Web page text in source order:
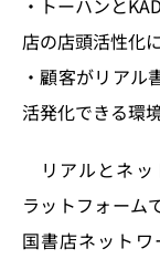
店の店頭活性化
・顧客がリアル
活発化できる環
リアルとネッ
ラットフォーム
国書店ネット